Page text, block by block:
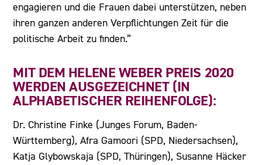
engagieren und die Frauen dabei unterstützen, neben
ihren ganzen anderen Verpflichtungen Zeit für die
politische Arbeit zu finden.“
MIT DEM HELENE WEBER PREIS 2020
WERDEN AUSGEZEICHNET (IN
ALPHABETISCHER REIHENFOLGE):
Dr. Christine Finke (Junges Forum, Baden-
Württemberg), Afra Gamoori (SPD, Niedersachsen),
Katja Glybowskaja (SPD, Thüringen), Susanne Häcker